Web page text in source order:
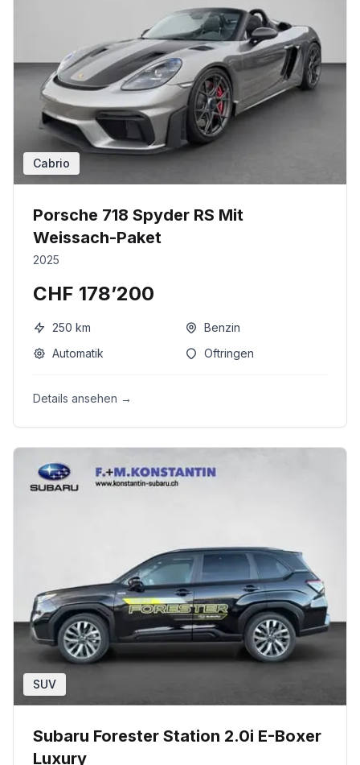
Cabrio
Porsche 718 Spyder RS Mit
Weissach-Paket
2025
CHF 178’200
250 km
Benzin
Automatik
Oftringen
Details ansehen →
SUV
Subaru Forester Station 2.0i E-Boxer
Luxury